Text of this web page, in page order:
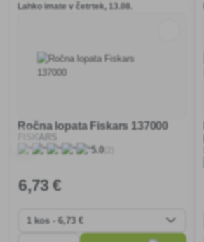
Lahko imate v četrtek, 13.08.
Ročna lopata Fiskars 137000
FISKARS
5.0(2)
6,73 €